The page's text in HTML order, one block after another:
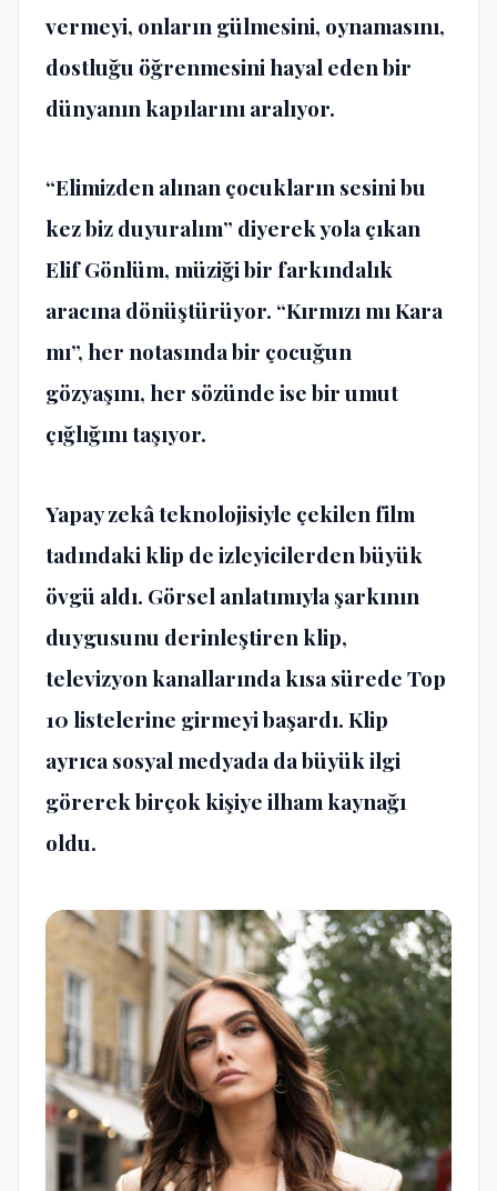
vermeyi, onların gülmesini, oynamasını,
dostluğu öğrenmesini hayal eden bir
dünyanın kapılarını aralıyor.
“Elimizden alınan çocukların sesini bu
kez biz duyuralım” diyerek yola çıkan
Elif Gönlüm, müziği bir farkındalık
aracına dönüştürüyor. “Kırmızı mı Kara
mı”, her notasında bir çocuğun
gözyaşını, her sözünde ise bir umut
çığlığını taşıyor.
Yapay zekâ teknolojisiyle çekilen film
tadındaki klip de izleyicilerden büyük
övgü aldı. Görsel anlatımıyla şarkının
duygusunu derinleştiren klip,
televizyon kanallarında kısa sürede Top
10 listelerine girmeyi başardı. Klip
ayrıca sosyal medyada da büyük ilgi
görerek birçok kişiye ilham kaynağı
oldu.